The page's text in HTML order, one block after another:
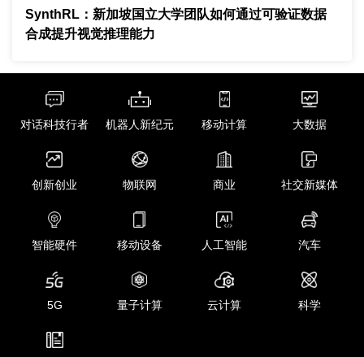
可验证强化学习
SynthRL：新加坡国立大学团队如何通过可验证数据
合成提升视觉推理能力
对话科技行者 机器人新纪元 移动计算 大数据
创新创业 物联网 商业 社交新媒体
智能硬件 移动设备 人工智能 汽车
5G 量子计算 云计算 科学